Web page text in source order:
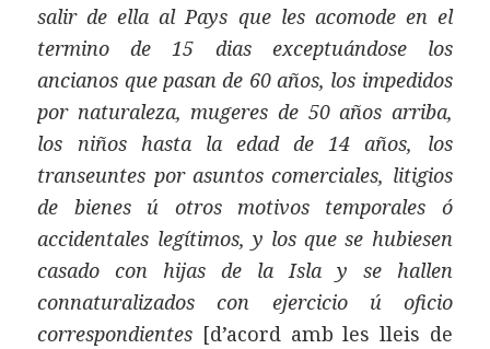
salir de ella al Pays que les acomode en el
termino de 15 dias exceptuándose los
ancianos que pasan de 60 años, los impedidos
por naturaleza, mugeres de 50 años arriba,
los niños hasta la edad de 14 años, los
transeuntes por asuntos comerciales, litigios
de bienes ú otros motivos temporales ó
accidentales legítimos, y los que se hubiesen
casado con hijas de la Isla y se hallen
connaturalizados con ejercicio ú oficio
correspondientes [d’acord amb les lleis de